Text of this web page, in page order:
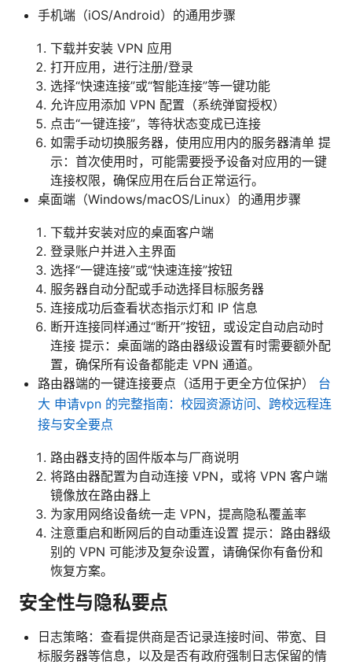
手机端（iOS/Android）的通用步骤
下载并安装 VPN 应用
打开应用，进行注册/登录
选择“快速连接”或“智能连接”等一键功能
允许应用添加 VPN 配置（系统弹窗授权）
点击“一键连接”，等待状态变成已连接
如需手动切换服务器，使用应用内的服务器清单 提
示：首次使用时，可能需要授予设备对应用的一键
连接权限，确保应用在后台正常运行。
桌面端（Windows/macOS/Linux）的通用步骤
下载并安装对应的桌面客户端
登录账户并进入主界面
选择“一键连接”或“快速连接”按钮
服务器自动分配或手动选择目标服务器
连接成功后查看状态指示灯和 IP 信息
断开连接同样通过“断开”按钮，或设定自动启动时
连接 提示：桌面端的路由器级设置有时需要额外配
置，确保所有设备都能走 VPN 通道。
路由器端的一键连接要点（适用于更全方位保护） 台
大 申请vpn 的完整指南：校园资源访问、跨校远程连
接与安全要点
路由器支持的固件版本与厂商说明
将路由器配置为自动连接 VPN，或将 VPN 客户端
镜像放在路由器上
为家用网络设备统一走 VPN，提高隐私覆盖率
注意重启和断网后的自动重连设置 提示：路由器级
别的 VPN 可能涉及复杂设置，请确保你有备份和
恢复方案。
安全性与隐私要点
日志策略：查看提供商是否记录连接时间、带宽、目
标服务器等信息，以及是否有政府强制日志保留的情